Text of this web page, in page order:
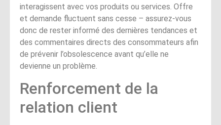
interagissent avec vos produits ou services. Offre
et demande fluctuent sans cesse – assurez-vous
donc de rester informé des dernières tendances et
des commentaires directs des consommateurs afin
de prévenir l’obsolescence avant qu’elle ne
devienne un problème.
Renforcement de la
relation client